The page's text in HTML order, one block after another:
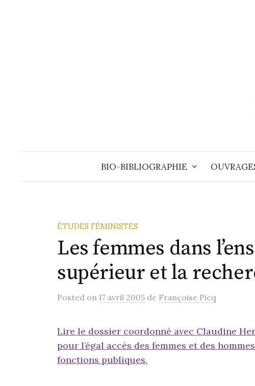
BIO-BIBLIOGRAPHIE
ÉTUDES FÉMINISTES
Les femmes dans
supérieur et la
Posted on 17 avril 2005 de Françoise Picq
Lire le dossier coordonné avec Claudine
pour l’égal accès des femmes et des
fonctions publiques.